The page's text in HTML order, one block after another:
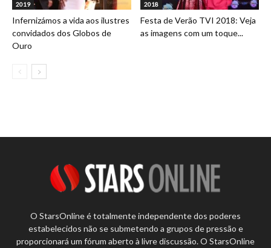
2019
Infernizámos a vida aos ilustres
convidados dos Globos de
Ouro
2018
Festa de Verão TVI 2018: Veja
as imagens com um toque...
O StarsOnline é totalmente independente dos poderes
estabelecidos não se submetendo a grupos de pressão e
proporcionará um fórum aberto à livre discussão. O StarsOnline